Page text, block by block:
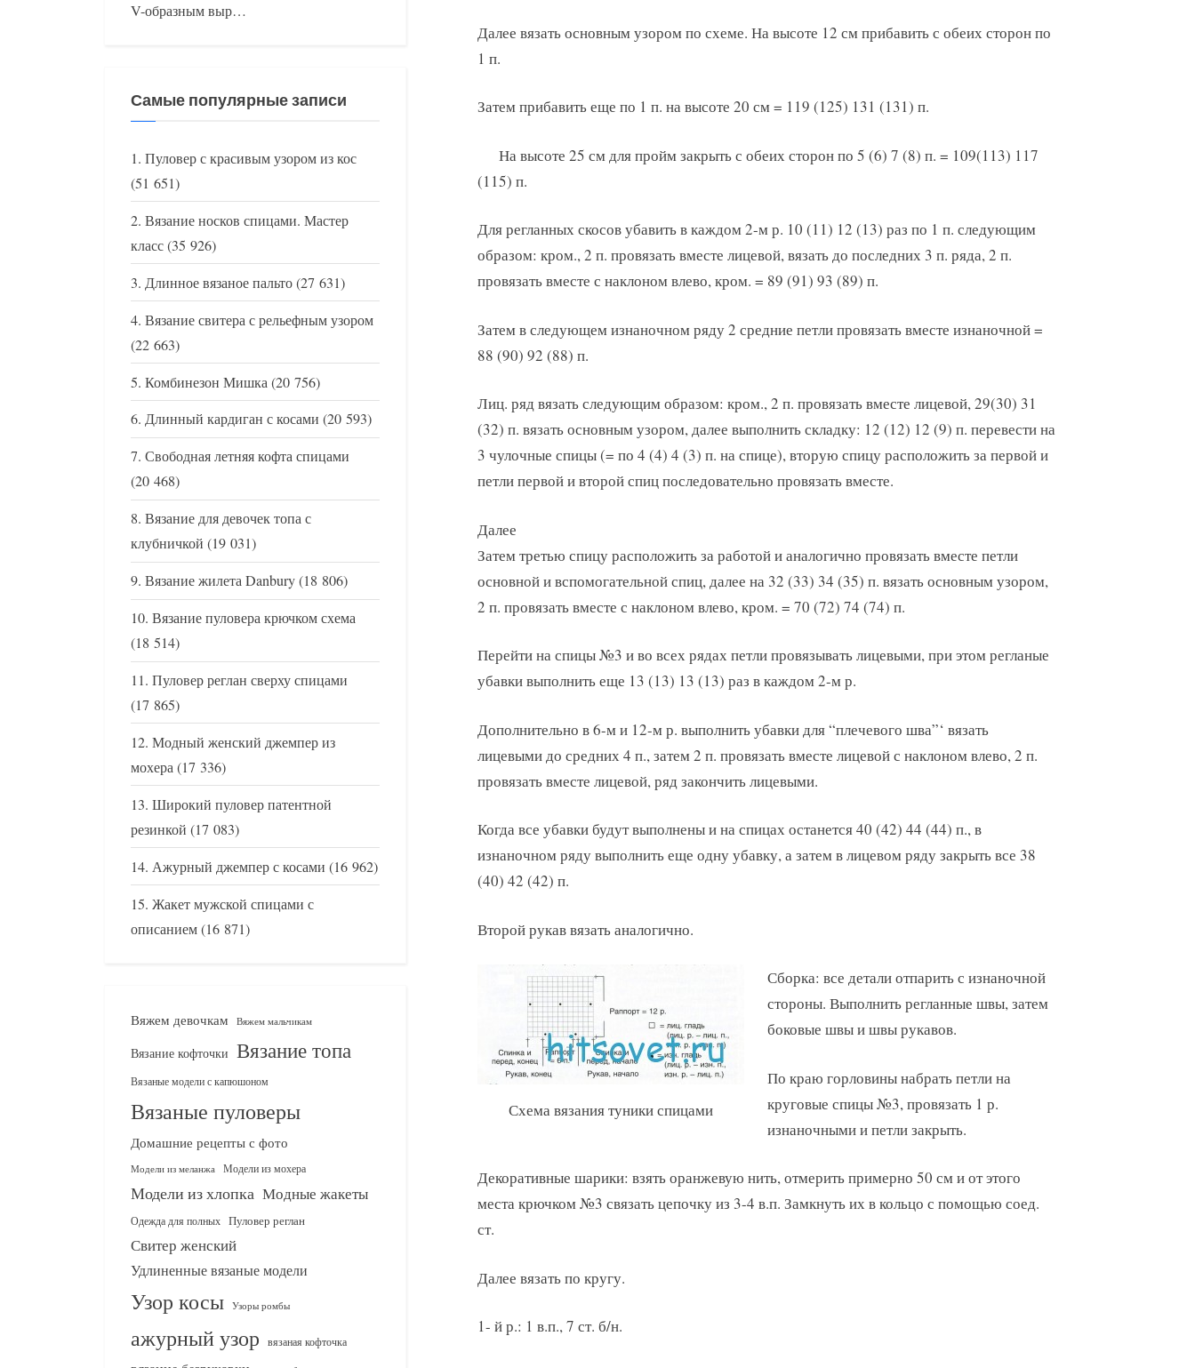
Далее вязать основным узором по схеме. На высоте 12 см прибавить с обеих сторон по
1 п.
Затем прибавить еще по 1 п. на высоте 20 см = 119 (125) 131 (131) п.
На высоте 25 см для пройм закрыть с обеих сторон по 5 (6) 7 (8) п. = 109(113) 117
(115) п.
Для регланных скосов убавить в каждом 2-м р. 10 (11) 12 (13) раз по 1 п. следующим
образом: кром., 2 п. провязать вместе лицевой, вязать до последних 3 п. ряда, 2 п.
провязать вместе с наклоном влево, кром. = 89 (91) 93 (89) п.
Затем в следующем изнаночном ряду 2 средние петли провязать вместе изнаночной =
88 (90) 92 (88) п.
Лиц. ряд вязать следующим образом: кром., 2 п. провязать вместе лицевой, 29(30) 31
(32) п. вязать основным узором, далее выполнить складку: 12 (12) 12 (9) п. перевести на
3 чулочные спицы (= по 4 (4) 4 (3) п. на спице), вторую спицу расположить за первой и
петли первой и второй спиц последовательно провязать вместе.
Далее
Затем третью спицу расположить за работой и аналогично провязать вместе петли
основной и вспомогательной спиц, далее на 32 (33) 34 (35) п. вязать основным узором,
2 п. провязать вместе с наклоном влево, кром. = 70 (72) 74 (74) п.
Перейти на спицы №3 и во всех рядах петли провязывать лицевыми, при этом регланые
убавки выполнить еще 13 (13) 13 (13) раз в каждом 2-м р.
Дополнительно в 6-м и 12-м р. выполнить убавки для “плечевого шва”‘ вязать
лицевыми до средних 4 п., затем 2 п. провязать вместе лицевой с наклоном влево, 2 п.
провязать вместе лицевой, ряд закончить лицевыми.
Когда все убавки будут выполнены и на спицах останется 40 (42) 44 (44) п., в
изнаночном ряду выполнить еще одну убавку, а затем в лицевом ряду закрыть все 38
(40) 42 (42) п.
Второй рукав вязать аналогично.
Схема вязания туники спицами
Сборка: все детали отпарить с изнаночной
стороны. Выполнить регланные швы, затем
боковые швы и швы рукавов.
По краю горловины набрать петли на
круговые спицы №3, провязать 1 р.
изнаночными и петли закрыть.
Декоративные шарики: взять оранжевую нить, отмерить примерно 50 см и от этого
места крючком №3 связать цепочку из 3-4 в.п. Замкнуть их в кольцо с помощью соед.
ст.
Далее вязать по кругу.
1- й р.: 1 в.п., 7 ст. б/н.
V-образным выр…
Самые популярные записи
Пуловер с красивым узором из кос
(51 651)
Вязание носков спицами. Мастер
класс(35 926)
Длинное вязаное пальто(27 631)
Вязание свитера с рельефным узором
(22 663)
Комбинезон Мишка(20 756)
Длинный кардиган с косами (20 593)
Свободная летняя кофта спицами
(20 468)
Вязание для девочек топа с
клубничкой (19 031)
Вязание жилета Danbury(18 806)
Вязание пуловера крючком схема
(18 514)
Пуловер реглан сверху спицами
(17 865)
Модный женский джемпер из
мохера(17 336)
Широкий пуловер патентной
резинкой (17 083)
Ажурный джемпер с косами (16 962)
Жакет мужской спицами с
описанием(16 871)
Вяжем девочкам Вяжем мальчикам
Вязание кофточки Вязание топа
Вязаные модели с капюшоном
Вязаные пуловеры
Домашние рецепты с фото
Модели из меланжа Модели из мохера
Модели из хлопка Модные жакеты
Одежда для полных Пуловер реглан
Свитер женский
Удлиненные вязаные модели
Узор косы Узоры ромбы
ажурный узор вязаная кофточка